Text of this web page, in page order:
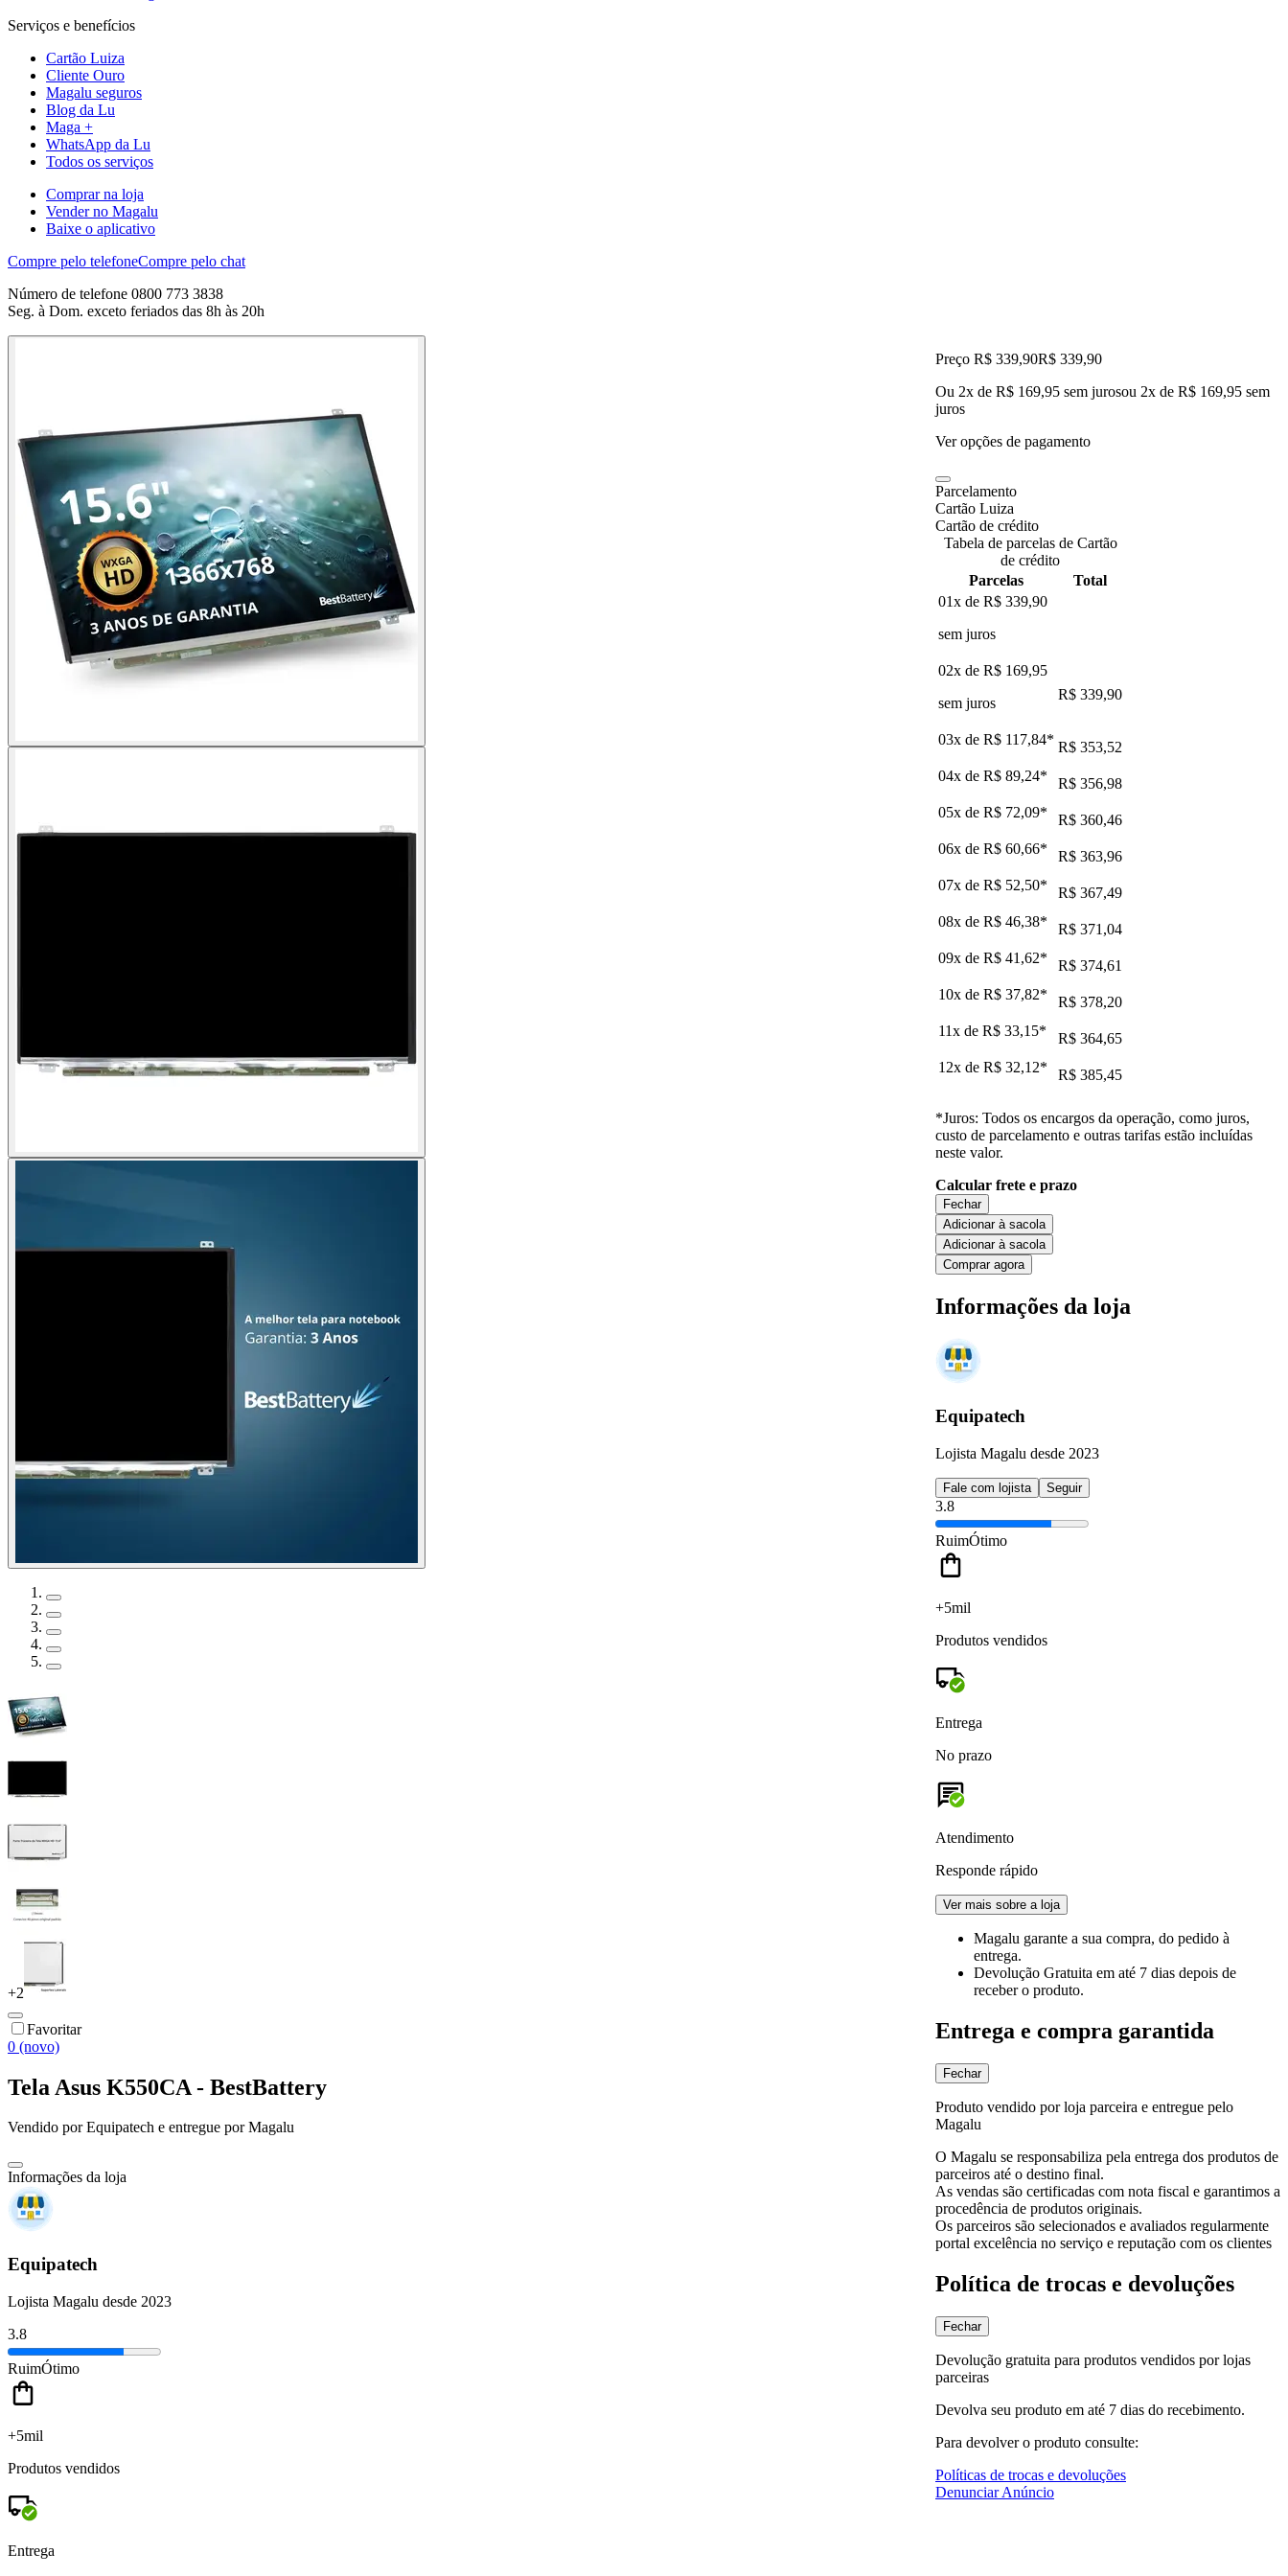
Serviços e benefícios
Cartão Luiza
Cliente Ouro
Magalu seguros
Blog da Lu
Maga +
WhatsApp da Lu
Todos os serviços
Comprar na loja
Vender no Magalu
Baixe o aplicativo
Compre pelo telefoneCompre pelo chat
Número de telefone 0800 773 3838
Seg. à Dom. exceto feriados das 8h às 20h
+2
Favoritar
0 (novo)
Tela Asus K550CA - BestBattery
Vendido porEquipatech e entregue por Magalu
Informações da loja
Equipatech
Lojista Magalu desde 2023
3.8
RuimÓtimo
+5mil
Produtos vendidos
Entrega
Preço R$ 339,90R$ 339,90
Ou 2x de R$ 169,95 sem jurosou 2x de R$ 169,95 sem
juros
Ver opções de pagamento
Parcelamento
Cartão Luiza
Cartão de crédito
Tabela de parcelas de Cartão
de crédito
Parcelas
Total
01x de R$ 339,90
sem juros
02x de R$ 169,95
sem juros
R$ 339,90
03x de R$ 117,84* R$ 353,52
04x de R$ 89,24*
R$ 356,98
05x de R$ 72,09*
R$ 360,46
06x de R$ 60,66*
R$ 363,96
07x de R$ 52,50*
R$ 367,49
08x de R$ 46,38*
R$ 371,04
09x de R$ 41,62*
R$ 374,61
10x de R$ 37,82*
R$ 378,20
11x de R$ 33,15*
R$ 364,65
12x de R$ 32,12* R$ 385,45
*Juros: Todos os encargos da operação, como juros,
custo de parcelamento e outras tarifas estão incluídas
neste valor.
Calcular frete e prazo
Fechar
Adicionar à sacola
Adicionar à sacola
Comprar agora
Informações da loja
Equipatech
Lojista Magalu desde 2023
Fale com lojista Seguir
3.8
RuimÓtimo
+5mil
Produtos vendidos
Entrega
No prazo
Atendimento
Responde rápido
Ver mais sobre a loja
Magalu garante a sua compra, do pedido à
entrega.
Devolução Gratuita em até 7 dias depois de
receber o produto.
Entrega e compra garantida
Fechar
Produto vendido por loja parceira e entregue pelo
Magalu
O Magalu se responsabiliza pela entrega dos produtos de
parceiros até o destino final.
As vendas são certificadas com nota fiscal e garantimos a
procedência de produtos originais.
Os parceiros são selecionados e avaliados regularmente
portal excelência no serviço e reputação com os clientes
Política de trocas e devoluções
Fechar
Devolução gratuita para produtos vendidos por lojas
parceiras
Devolva seu produto em até 7 dias do recebimento.
Para devolver o produto consulte:
Políticas de trocas e devoluções
Denunciar Anúncio